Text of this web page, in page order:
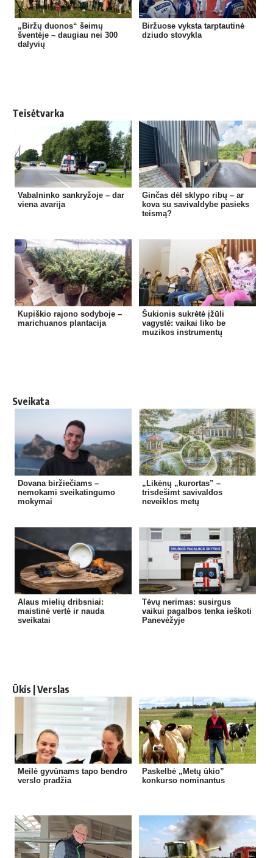
„Biržų duonos“ šeimų
šventėje – daugiau nei 300
dalyvių
Biržuose vyksta tarptautinė
dziudo stovykla
Teisėtvarka
Vabalninko sankryžoje – dar
viena avarija
Ginčas dėl sklypo ribų – ar
kova su savivaldybe pasieks
teismą?
Kupiškio rajono sodyboje –
marichuanos plantacija
Šukionis sukrėtė įžūli
vagystė: vaikai liko be
muzikos instrumentų
Sveikata
Dovana biržiečiams –
nemokami sveikatingumo
mokymai
„Likėnų „kurortas” –
trisdešimt savivaldos
neveiklos metų
Alaus mielių dribsniai:
maistinė vertė ir nauda
sveikatai
Tėvų nerimas: susirgus
vaikui pagalbos tenka ieškoti
Panevėžyje
Ūkis | Verslas
Meilė gyvūnams tapo bendro
verslo pradžia
Paskelbė „Metų ūkio”
konkurso nominantus